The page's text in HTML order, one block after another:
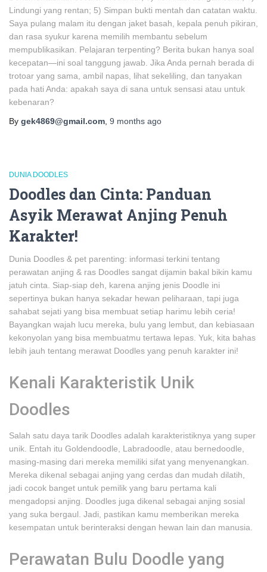
Lindungi yang rentan; 5) Simpan bukti mentah dan catatan waktu.
Saya pulang malam itu dengan jaket basah, kepala penuh pikiran,
dan rasa syukur karena memilih membantu sebelum
mempublikasikan. Pelajaran terpenting? Berita bukan hanya soal
kecepatan—ini soal tanggung jawab. Jika Anda pernah berada di
trotoar yang sama, ambil napas, lihat sekeliling, dan tanyakan
pada hati Anda: apakah saya di sana untuk sensasi atau untuk
kebenaran?
By gek4869@gmail.com 9 months ago
DUNIA DOODLES
Doodles dan Cinta: Panduan
Asyik Merawat Anjing Penuh
Karakter!
Dunia Doodles & pet parenting: informasi terkini tentang
perawatan anjing & ras Doodles sangat dijamin bakal bikin kamu
jatuh cinta. Siap-siap deh, karena anjing jenis Doodle ini
sepertinya bukan hanya sekadar hewan peliharaan, tapi juga
sahabat sejati yang bisa membuat setiap harimu lebih ceria!
Bayangkan wajah lucu mereka, bulu yang lembut, dan kebiasaan
kekonyolan yang bisa membuatmu tertawa lepas. Yuk, kita bahas
lebih jauh tentang merawat Doodles yang penuh karakter ini!
Kenali Karakteristik Unik
Doodles
Salah satu daya tarik Doodles adalah karakteristiknya yang super
unik. Entah itu Goldendoodle, Labradoodle, atau bernedoodle,
masing-masing dari mereka memiliki sifat yang menyenangkan.
Mereka dikenal sebagai anjing yang cerdas dan mudah dilatih,
jadi cocok banget untuk pemilik yang baru pertama kali
mengadopsi anjing. Doodles juga dikenal sebagai anjing sosial
yang suka bergaul. Jadi, pastikan kamu memberikan mereka
kesempatan untuk berinteraksi dengan hewan lain dan manusia.
Perawatan Bulu Doodle yang